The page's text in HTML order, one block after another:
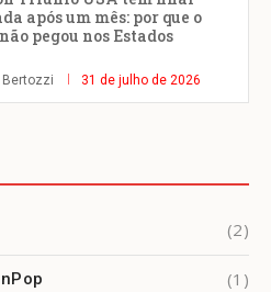
após um mês: por que o
pegou nos Estados
Bertozzi 31 de julho de 2026
(2)
(1)